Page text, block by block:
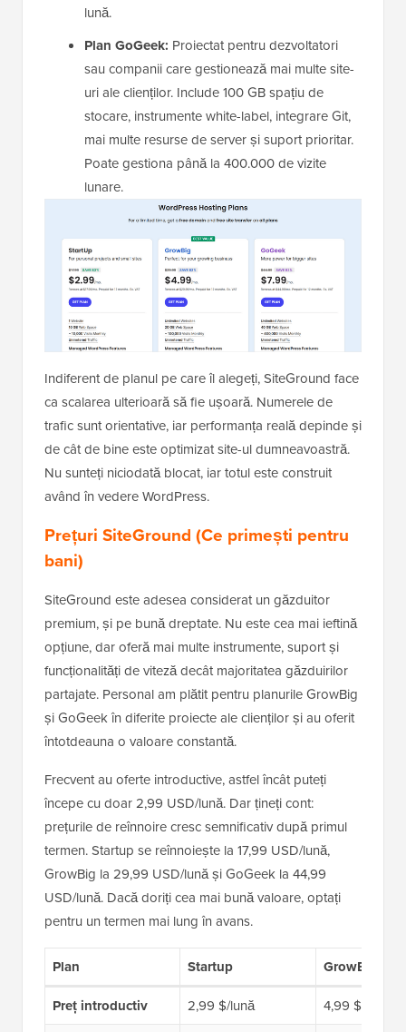
lună.
Plan GoGeek: Proiectat pentru dezvoltatori
sau companii care gestionează mai multe site-
uri ale clienților. Include 100 GB spațiu de
stocare, instrumente white-label, integrare Git,
mai multe resurse de server și suport prioritar.
Poate gestiona până la 400.000 de vizite
lunare.
Indiferent de planul pe care îl alegeți, SiteGround face
ca scalarea ulterioară să fie ușoară. Numerele de
trafic sunt orientative, iar performanța reală depinde și
de cât de bine este optimizat site-ul dumneavoastră.
Nu sunteți niciodată blocat, iar totul este construit
având în vedere WordPress.
Prețuri SiteGround (Ce primești pentru
bani)
SiteGround este adesea considerat un găzduitor
premium, și pe bună dreptate. Nu este cea mai ieftină
opțiune, dar oferă mai multe instrumente, suport și
funcționalități de viteză decât majoritatea găzduirilor
partajate. Personal am plătit pentru planurile GrowBig
și GoGeek în diferite proiecte ale clienților și au oferit
întotdeauna o valoare constantă.
Frecvent au oferte introductive, astfel încât puteți
începe cu doar 2,99 USD/lună. Dar țineți cont:
prețurile de reînnoire cresc semnificativ după primul
termen. Startup se reînnoiește la 17,99 USD/lună,
GrowBig la 29,99 USD/lună și GoGeek la 44,99
USD/lună. Dacă doriți cea mai bună valoare, optați
pentru un termen mai lung în avans.
Plan Startup
GrowBig
Preț introductiv
2,99 $/lună
4,99 $/lună